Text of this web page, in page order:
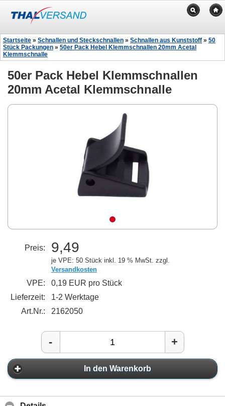
Startseite » Schnallen und Steckschnallen » Schnallen aus Kunststoff » 50
Stück Packungen » 50er Pack Hebel Klemmschnallen 20mm Acetal
Klemmschnalle
50er Pack Hebel Klemmschnallen
20mm Acetal Klemmschnalle
Preis: 9,49
je VPE: 50 Stück inkl. 19 % MwSt. zzgl.
Versandkosten
VPE:
0,19 EUR pro Stück
Lieferzeit:
1-2 Werktage
Art.Nr.:
2162050
- +
In den Warenkorb